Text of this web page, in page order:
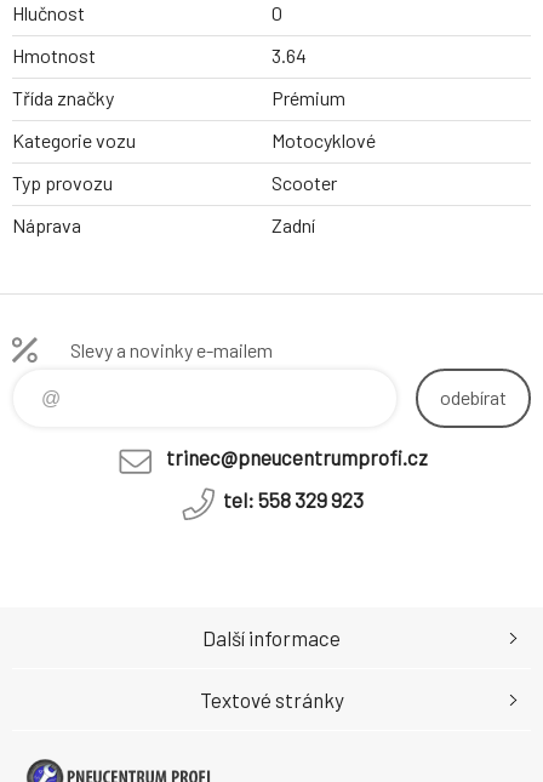
Hlučnost
0
Hmotnost
3.64
Třída značky
Prémium
Kategorie vozu
Motocyklové
Typ provozu
Scooter
Náprava
Zadní
Slevy a novinky e-mailem
odebírat
trinec@pneucentrumprofi.cz
tel: 558 329 923
Další informace
Textové stránky